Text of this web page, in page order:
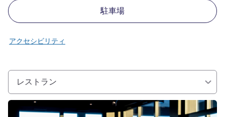
駐車場
アクセシビリティ
レストラン
詳細を表示